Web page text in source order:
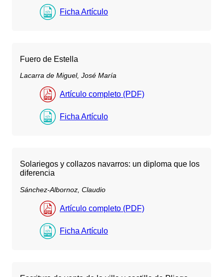
Ficha Artículo
Fuero de Estella
Lacarra de Miguel, José María
Artículo completo (PDF)
Ficha Artículo
Solariegos y collazos navarros: un diploma que los
diferencia
Sánchez-Albornoz, Claudio
Artículo completo (PDF)
Ficha Artículo